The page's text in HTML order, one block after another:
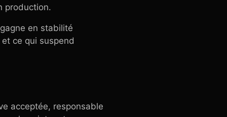
production.
en stabilité
ce qui suspend
acceptée, responsable